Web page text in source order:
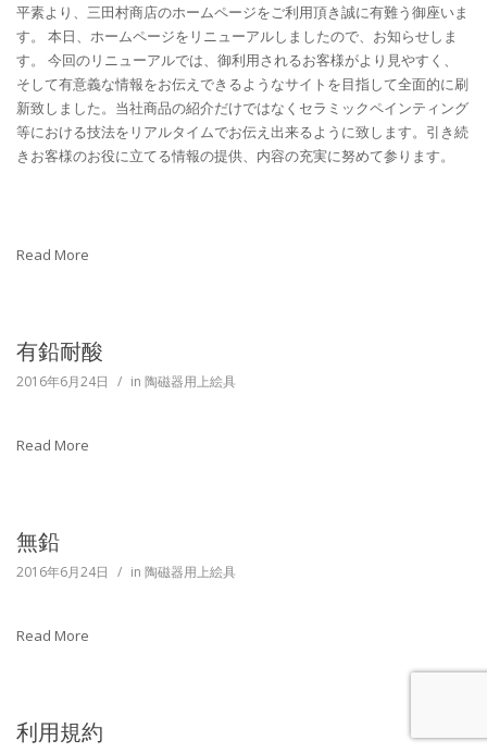
平素より、三田村商店のホームページをご利用頂き誠に有難う御座いま
す。 本日、ホームページをリニューアルしましたので、お知らせしま
す。 今回のリニューアルでは、御利用されるお客様がより見やすく、
そして有意義な情報をお伝えできるようなサイトを目指して全面的に刷
新致しました。当社商品の紹介だけではなくセラミックペインティング
等における技法をリアルタイムでお伝え出来るように致します。引き続
きお客様のお役に立てる情報の提供、内容の充実に努めて参ります。
Read More
有鉛耐酸
2016年6月24日 / in 陶磁器用上絵具
Read More
無鉛
2016年6月24日 / in 陶磁器用上絵具
Read More
利用規約